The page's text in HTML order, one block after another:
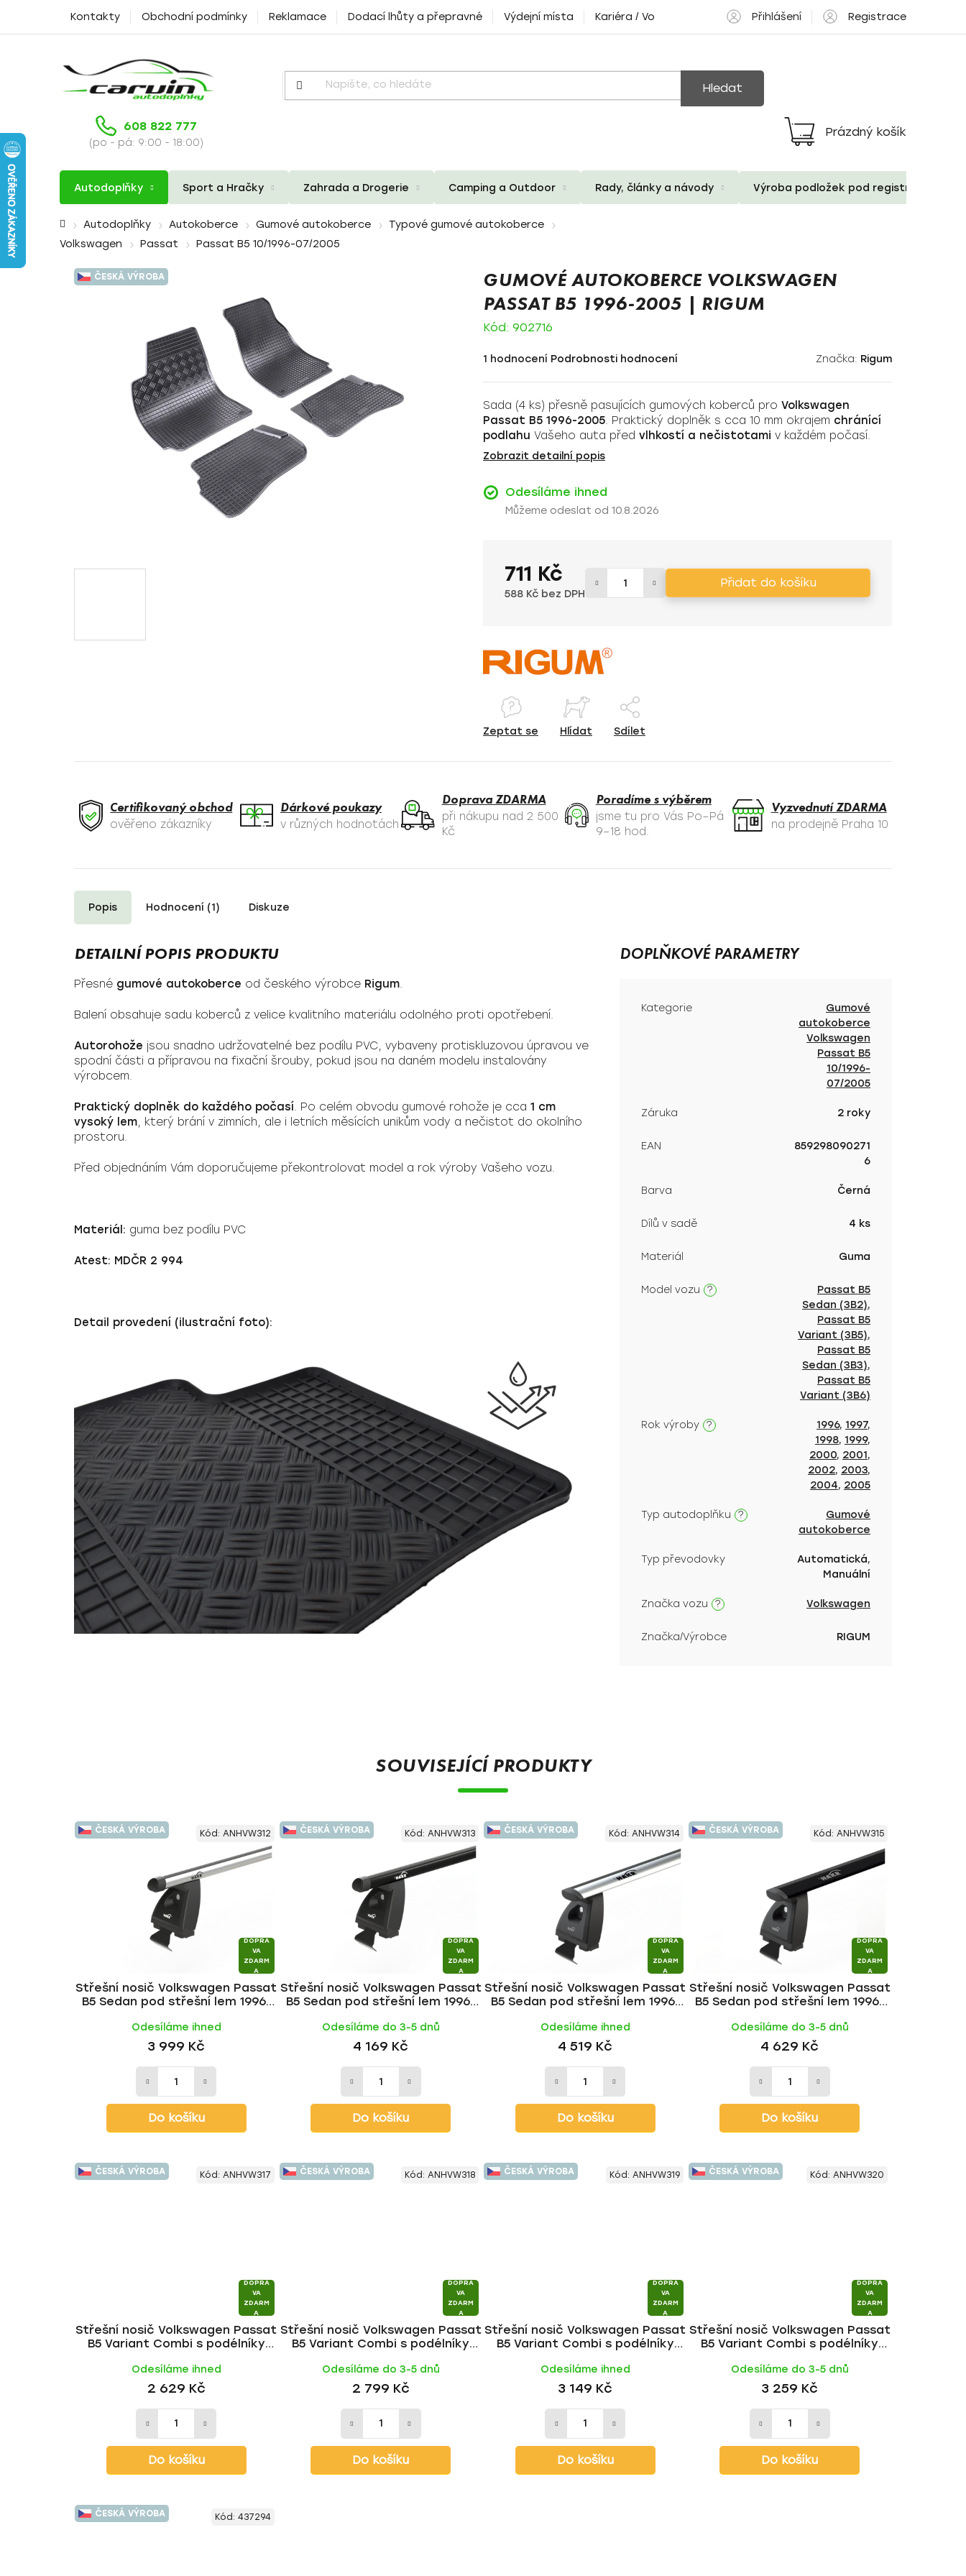
Kontakty Obchodní podmínky Reklamace Dodací lhůty a přepravné Výdejní místa Kariéra / Volné pozice Přihlášení Registrace
Hledat
608 822 777
(po - pá: 9:00 - 18:00)
Nákupní
košík
Prázdný košík
Autodoplňky Sport a Hračky Zahrada a Drogerie Camping a Outdoor Rady, články a návody Výroba podložek pod registrační
Domů Autodoplňky Autokoberce Gumové autokoberce
Typové gumové autokoberce
Volkswagen
Passat Passat B5 10/1996-07/2005
GUMOVÉ AUTOKOBERCE VOLKSWAGEN
PASSAT B5 1996-2005 | RIGUM
Kód: 902716
Průměrné
je
5,0
z
5
1 hodnocení Podrobnosti hodnocení Značka: Rigum
Sada (4 ks) přesně pasujících gumových koberců pro Volkswagen
Passat B5 1996-2005. Praktický doplněk s cca 10 mm okrajem chránící
podlahu Vašeho auta před vlhkostí a nečistotami v každém počasí.
Zobrazit detailní popis
Odesíláme ihned
10.8.2026
711 Kč
588 Kč bez DPH
Přidat do košíku
Zeptat se Hlídat Sdílet
ČESKÁ VÝROBA
Certifikovaný obchod
ověřeno zákazníky
Dárkové poukazy
v různých hodnotách
Doprava ZDARMA
při nákupu nad 2 500
Kč
Poradíme s výběrem
jsme tu pro Vás Po–Pá
9–18 hod.
Vyzvednutí ZDARMA
na prodejně Praha 10
Popis Hodnocení (1) Diskuze
Přesné gumové autokoberce od českého výrobce Rigum.
Balení obsahuje sadu koberců z velice kvalitního materiálu odolného proti opotřebení.
Autorohože jsou snadno udržovatelné bez podílu PVC, vybaveny protiskluzovou úpravou ve
spodní části a přípravou na fixační šrouby, pokud jsou na daném modelu instalovány
výrobcem.
Praktický doplněk do každého počasí. Po celém obvodu gumové rohože je cca 1 cm
vysoký lem, který brání v zimních, ale i letních měsících unikům vody a nečistot do okolního
prostoru.
Před objednáním Vám doporučujeme překontrolovat model a rok výroby Vašeho vozu.
Materiál: guma bez podílu PVC
Atest: MDČR 2 994
Detail provedení (ilustrační foto):
DOPLŇKOVÉ PARAMETRY
Kategorie
Gumové
autokoberce
Volkswagen
Passat B5
10/1996-
07/2005
Záruka 2 roky
EAN
859298090271
6
Barva Černá
Dílů v sadě 4 ks
Materiál Guma
?
Model vozu
Passat B5
Sedan (3B2),
Passat B5
Variant (3B5),
Passat B5
Sedan (3B3),
Passat B5
Variant (3B6)
?
Rok výroby 1996, 1997,
1998, 1999,
2000, 2001,
2002, 2003,
2004, 2005
?
Typ autodoplňku
Gumové
autokoberce
Typ převodovky
Automatická,
Manuální
?
Značka vozu Volkswagen
Značka/Výrobce RIGUM
SOUVISEJÍCÍ PRODUKTY
ČESKÁ VÝROBA
DOPRA
VA
ZDARM
A
Střešní nosič Volkswagen Passat
B5 Sedan pod střešní lem 1996-
Odesíláme ihned
3 999 Kč
Do košíku
Kód: ANHVW312 ČESKÁ VÝROBA
DOPRA
VA
ZDARM
A
Střešní nosič Volkswagen Passat
B5 Sedan pod střešní lem 1996-
Odesíláme do 3-5 dnů
4 169 Kč
Do košíku
Kód: ANHVW313 ČESKÁ VÝROBA
DOPRA
VA
ZDARM
A
Střešní nosič Volkswagen Passat
B5 Sedan pod střešní lem 1996-
Odesíláme ihned
4 519 Kč
Do košíku
Kód: ANHVW314 ČESKÁ VÝROBA
DOPRA
VA
ZDARM
A
Střešní nosič Volkswagen Passat
B5 Sedan pod střešní lem 1996-
Odesíláme do 3-5 dnů
4 629 Kč
Do košíku
Kód: ANHVW315
ČESKÁ VÝROBA
DOPRA
VA
ZDARM
A
Střešní nosič Volkswagen Passat
B5 Variant Combi s podélníky
Odesíláme ihned
2 629 Kč
Do košíku
Kód: ANHVW317 ČESKÁ VÝROBA
DOPRA
VA
ZDARM
A
Střešní nosič Volkswagen Passat
B5 Variant Combi s podélníky
Odesíláme do 3-5 dnů
2 799 Kč
Do košíku
Kód: ANHVW318 ČESKÁ VÝROBA
DOPRA
VA
ZDARM
A
Střešní nosič Volkswagen Passat
B5 Variant Combi s podélníky
Odesíláme ihned
3 149 Kč
Do košíku
Kód: ANHVW319 ČESKÁ VÝROBA
DOPRA
VA
ZDARM
A
Střešní nosič Volkswagen Passat
B5 Variant Combi s podélníky
HAKR
Odesíláme do 3-5 dnů
3 259 Kč
Do košíku
Kód: ANHVW320
ČESKÁ VÝROBA Kód: 437294